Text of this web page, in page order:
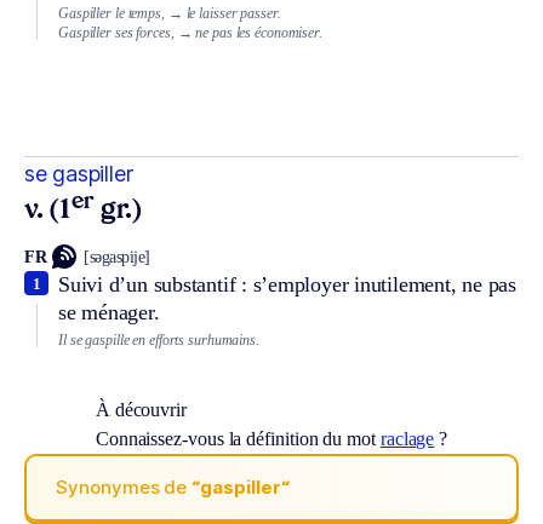
Gaspiller le temps, → le laisser passer.
Gaspiller ses forces, → ne pas les économiser.
se gaspiller
v. (1er gr.)
FR [səgaspije]
Suivi d’un substantif : s’employer inutilement, ne pas
se ménager.
1
Il se gaspille en efforts surhumains.
À découvrir
Connaissez-vous la définition du mot raclage ?
Synonymes de “gaspiller“